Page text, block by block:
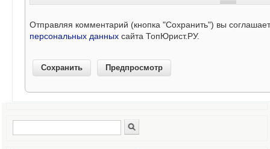
Отправляя комментарий (кнопка "Сохранить") вы
персональных данных сайта ТопЮрист.РУ.
Форма поиска